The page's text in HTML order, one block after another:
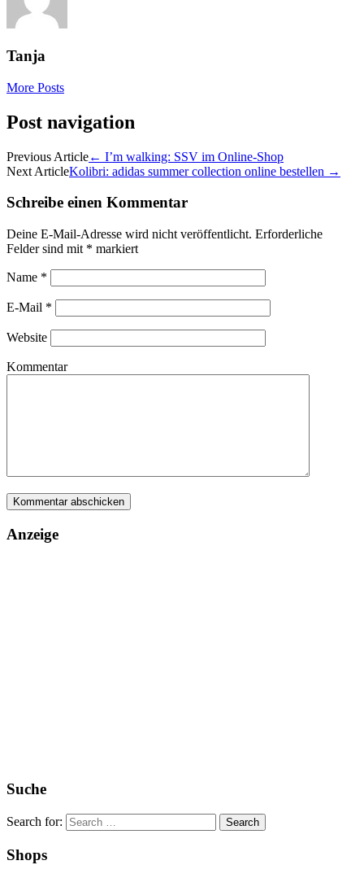
Tanja
More Posts
Post navigation
Previous Article← I’m walking: SSV im Online-Shop
Next ArticleKolibri: adidas summer collection online bestellen →
Schreibe einen Kommentar
Deine E-Mail-Adresse wird nicht veröffentlicht. Erforderliche
Felder sind mit * markiert
Name *
E-Mail *
Website
Kommentar
Anzeige
Suche
Search for:
Shops